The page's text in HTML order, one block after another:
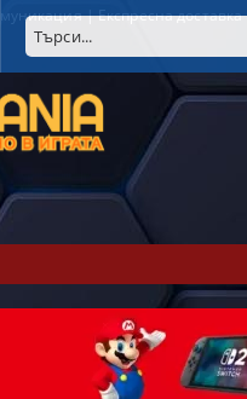
| Експресна